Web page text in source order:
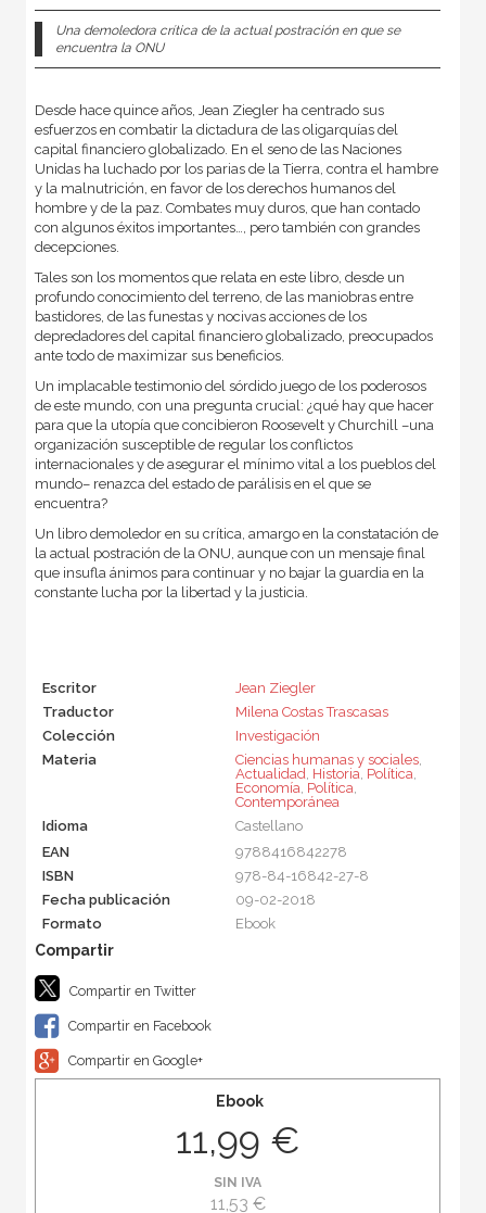
Una demoledora crítica de la actual postración en que se
encuentra la ONU
Desde hace quince años, Jean Ziegler ha centrado sus
esfuerzos en combatir la dictadura de las oligarquías del
capital financiero globalizado. En el seno de las Naciones
Unidas ha luchado por los parias de la Tierra, contra el hambre
y la malnutrición, en favor de los derechos humanos del
hombre y de la paz. Combates muy duros, que han contado
con algunos éxitos importantes…, pero también con grandes
decepciones.
Tales son los momentos que relata en este libro, desde un
profundo conocimiento del terreno, de las maniobras entre
bastidores, de las funestas y nocivas acciones de los
depredadores del capital financiero globalizado, preocupados
ante todo de maximizar sus beneficios.
Un implacable testimonio del sórdido juego de los poderosos
de este mundo, con una pregunta crucial: ¿qué hay que hacer
para que la utopía que concibieron Roosevelt y Churchill –una
organización susceptible de regular los conflictos
internacionales y de asegurar el mínimo vital a los pueblos del
mundo– renazca del estado de parálisis en el que se
encuentra?
Un libro demoledor en su crítica, amargo en la constatación de
la actual postración de la ONU, aunque con un mensaje final
que insufla ánimos para continuar y no bajar la guardia en la
constante lucha por la libertad y la justicia.
Escritor
Jean Ziegler
Traductor
Milena Costas Trascasas
Colección
Investigación
Materia
Ciencias humanas y sociales,
Actualidad Historia Política
Economía Política
Contemporánea
Idioma
Castellano
EAN
9788416842278
ISBN
978-84-16842-27-8
Fecha publicación
09-02-2018
Formato
Ebook
Compartir en Twitter
Compartir en Facebook
Compartir en Google+
Ebook
11,99 €
SIN IVA
11,53 €